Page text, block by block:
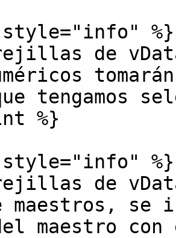
%}
de
tengamos
%}
%}
de
maestros,
maestro